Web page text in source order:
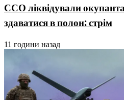
ССО ліквідували
здаватися в полон: стрім
11 години назад